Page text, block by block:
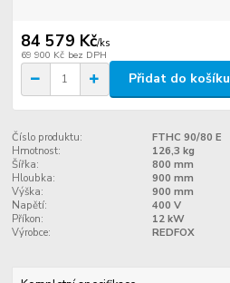
84 579 Kč/ks
69 900 Kč bez DPH
Přidat do košíku
Číslo produktu:
FTHC 90/80 E
Hmotnost:
126,3 kg
Šířka:
800 mm
Hloubka:
900 mm
Výška:
900 mm
Napětí:
400 V
Příkon:
12 kW
Výrobce:
REDFOX